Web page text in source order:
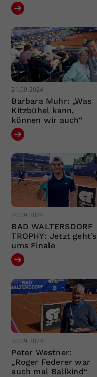
21.09.2024
Barbara Muhr: „Was
Kitzbühel kann,
können wir auch“
20.09.2024
BAD WALTERSDORF
TROPHY: Jetzt geht’s
ums Finale
20.09.2024
Peter Westner:
„Roger Federer war
auch mal Ballkind“